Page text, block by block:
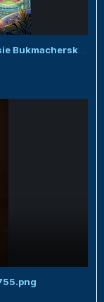
Honorowy dyplom w Malawijskim Konkursie Bukmacherskim :)